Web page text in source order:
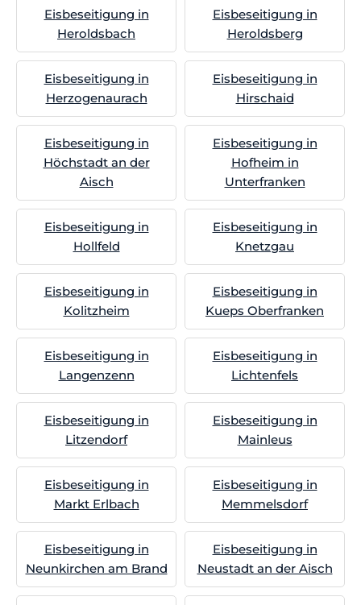
Eisbeseitigung in
Heroldsbach
Eisbeseitigung in
Heroldsberg
Eisbeseitigung in
Herzogenaurach
Eisbeseitigung in
Hirschaid
Eisbeseitigung in
Höchstadt an der
Aisch
Eisbeseitigung in
Hofheim in
Unterfranken
Eisbeseitigung in
Hollfeld
Eisbeseitigung in
Knetzgau
Eisbeseitigung in
Kolitzheim
Eisbeseitigung in
Kueps Oberfranken
Eisbeseitigung in
Langenzenn
Eisbeseitigung in
Lichtenfels
Eisbeseitigung in
Litzendorf
Eisbeseitigung in
Mainleus
Eisbeseitigung in
Markt Erlbach
Eisbeseitigung in
Memmelsdorf
Eisbeseitigung in
Neunkirchen am Brand
Eisbeseitigung in
Neustadt an der Aisch